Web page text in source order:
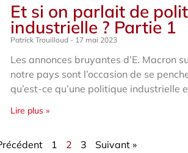
Et si on parlait de
industrielle ? Partie 1
Patrick Trouilloud 17 mai 2023
Les annonces bruyantes d’E. Macron
notre pays sont l’occasion de se
qu’est-ce qu’une politique industrielle
Lire plus »
1 2 3 Suivant »